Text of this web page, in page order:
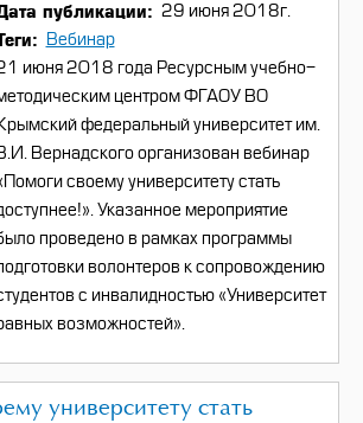
публикации 29 июня 2018г.
Вебинар
июня 2018 года Ресурсным учебно-
центром ФГАОУ ВО
федеральный университет им.
Вернадского организован вебинар
своему университету стать
Указанное мероприятие
проведено в рамках программы
волонтеров к сопровождению
с инвалидностью «Университет
возможностей».
университету стать